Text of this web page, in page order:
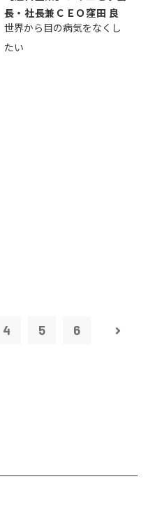
長・社長兼ＣＥＯ窪田 良
世界から目の病気をなくし
たい
4 5 6